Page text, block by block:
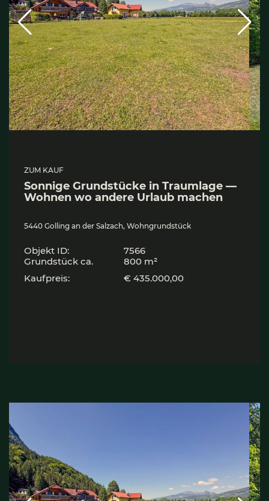
ZUM KAUF
Son­ni­ge Grund­stü­cke in Traum­la­ge —
Woh­nen wo ande­re Urlaub machen
5440 Golling an der Salzach, Wohngrundstück
Objekt ID:
7566
Grund­stück ca.
800 m²
Kaufpreis:
€ 435.000,00